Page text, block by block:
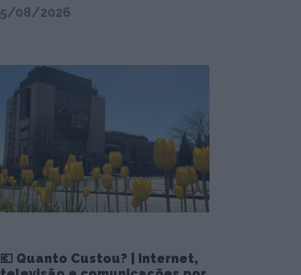
5/08/2026
💶 Quanto Custou? | Internet,